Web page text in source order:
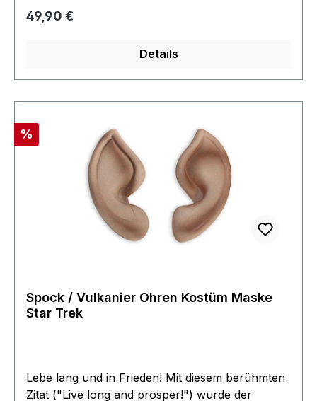
noch einen Teil der vorhandenen Reste
erwerben - die Gelegenheit. Exclusive jetzt im
Freunde die sebbst eine Uniform anfertigen
wollen. restliches Zubehör auch im Shop oder
Regulärer Preis:
49,90 €
Details
Rabatt
%
Spock / Vulkanier Ohren Kostüm Maske
Star Trek
Lebe lang und in Frieden! Mit diesem berühmten
Zitat ("Live long and prosper!") wurde der